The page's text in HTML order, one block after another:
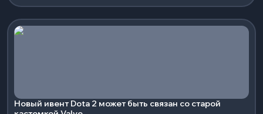
Новый ивент Dota 2 может быть связан со старой